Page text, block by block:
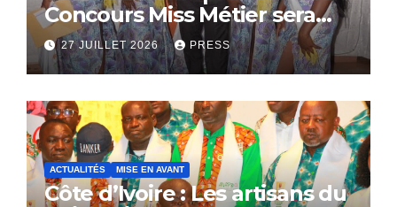
Concours Miss Métier sera
bientôt lance.
27 JUILLET 2026 PRESS
ACTUALITÉS MISE EN AVANT
Côte d’Ivoire : Les artisans du